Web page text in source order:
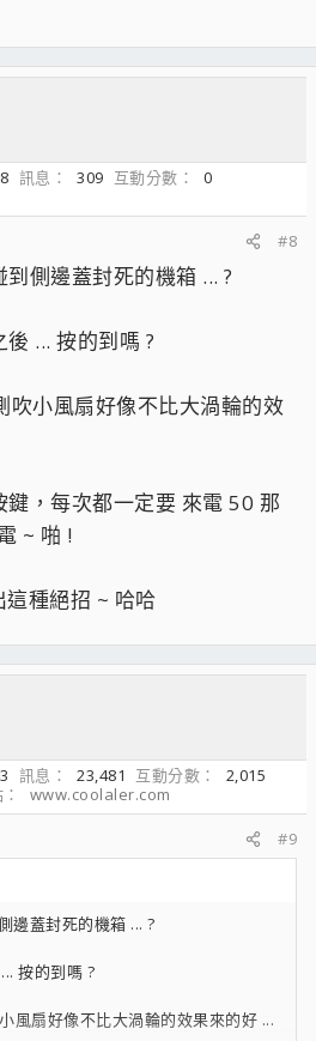
訊息 309 互動分數
0
#8
側邊蓋封死的機箱 ... ?
... 按的到嗎 ?
吹小風扇好像不比大渦輪的效
，每次都一定要 來電 50 那
~ 啪 !
這種絕招 ~ 哈哈
訊息 23,481 互動分數
2,015
www.coolaler.com
#9
邊蓋封死的機箱 ... ?
按的到嗎 ?
風扇好像不比大渦輪的效果來的好 ...